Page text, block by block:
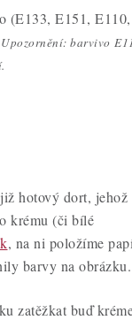
(E133, E151, E110,
Upozornění: barvivo
hotový dort, jehož
krému (či bílé
, na ni položíme
barvy na obrázku.
zatěžkat buď